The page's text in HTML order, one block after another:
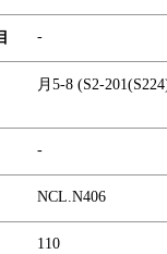
-
月5-8 (S2-
-
NCL.N406
110